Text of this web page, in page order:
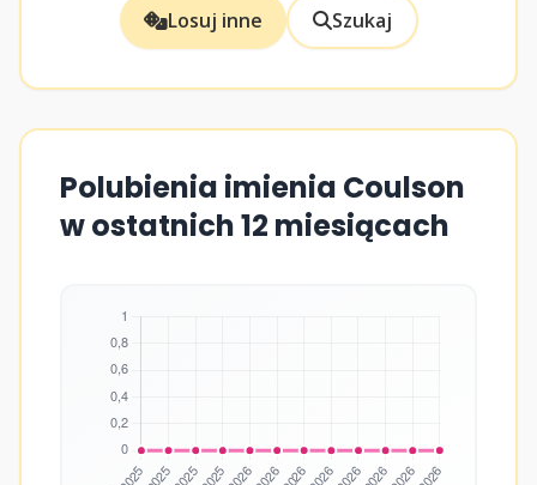
Losuj inne Szukaj
Polubienia imienia Coulson
w ostatnich 12 miesiącach